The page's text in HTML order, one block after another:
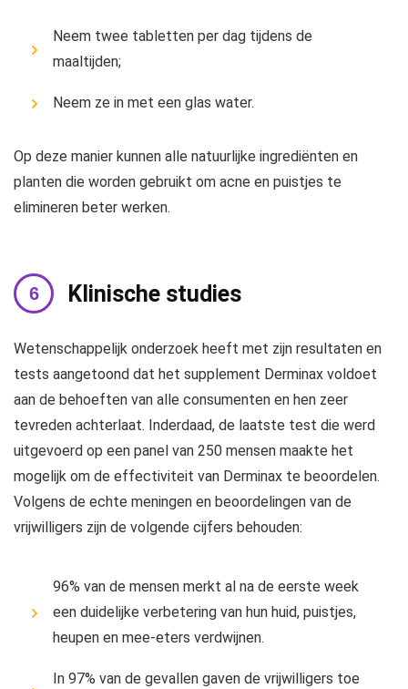
Neem twee tabletten per dag tijdens de
maaltijden;
Neem ze in met een glas water.
Op deze manier kunnen alle natuurlijke ingrediënten en
planten die worden gebruikt om acne en puistjes te
elimineren beter werken.
Klinische studies
Wetenschappelijk onderzoek heeft met zijn resultaten en
tests aangetoond dat het supplement Derminax voldoet
aan de behoeften van alle consumenten en hen zeer
tevreden achterlaat. Inderdaad, de laatste test die werd
uitgevoerd op een panel van 250 mensen maakte het
mogelijk om de effectiviteit van Derminax te beoordelen.
Volgens de echte meningen en beoordelingen van de
vrijwilligers zijn de volgende cijfers behouden:
96% van de mensen merkt al na de eerste week
een duidelijke verbetering van hun huid, puistjes,
heupen en mee-eters verdwijnen.
In 97% van de gevallen gaven de vrijwilligers toe